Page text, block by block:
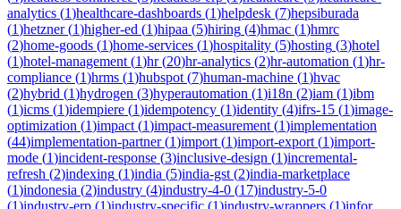
analytics (1)healthcare-dashboards (1)helpdesk (7)hepsiburada
(1)hetzner(1)higher-ed (1)hipaa (5)hiring (4)hmac (1)hmrc
(2)home-goods (1)home-services (1)hospitality (5)hosting (3)hotel
(1)hotel-management (1)hr(20)hr-analytics (2)hr-automation (1)hr-
compliance (1)hrms (1)hubspot (7)human-machine (1)hvac
(2)hybrid (1)hydrogen (3)hyperautomation (1)i18n (2)iam (1)ibm
(1)icms (1)idempiere (1)idempotency (1)identity (4)ifrs-15 (1)image-
optimization (1)impact (1)impact-measurement (1)implementation
(44)implementation-partner(1)import (1)import-export (1)import-
mode (1)incident-response (3)inclusive-design (1)incremental-
refresh (2)indexing (1)india (5)india-gst (2)india-marketplace
(1)indonesia (2)industry (4)industry-4-0 (17)industry-5-0
(1)industry-erp (1)industry-specific (1)industry-wrappers (1)infor